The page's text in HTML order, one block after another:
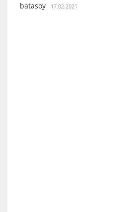
batasoy 17.02.2021